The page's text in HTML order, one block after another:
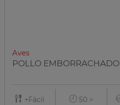
Aves
POLLO EMBORRACHADO
+Fácil 50 >